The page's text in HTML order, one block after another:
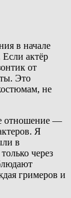
в начале
актёр
от
Это
не
отношение —
Я
в
через
гримеров и